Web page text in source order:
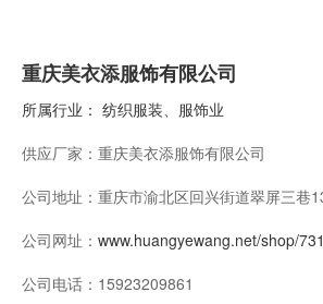
重庆美衣添服饰有限公司
所属行业： 纺织服装、服饰业
供应厂家： 重庆美衣添服饰有限公司
公司地址： 重庆市渝北区回兴街道翠屏三巷
公司网址： www.huangyewang.net/shop/
公司电话： 15923209861